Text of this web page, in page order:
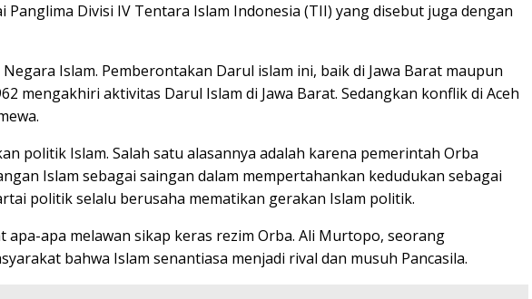
Divisi IV Tentara Islam Indonesia (TII) yang disebut juga dengan
Islam. Pemberontakan Darul islam ini, baik di Jawa Barat maupun
mengakhiri aktivitas Darul Islam di Jawa Barat. Sedangkan konflik di Aceh
politik Islam. Salah satu alasannya adalah karena pemerintah Orba
Islam sebagai saingan dalam mempertahankan kedudukan sebagai
politik selalu berusaha mematikan gerakan Islam politik.
apa melawan sikap keras rezim Orba. Ali Murtopo, seorang
bahwa Islam senantiasa menjadi rival dan musuh Pancasila.